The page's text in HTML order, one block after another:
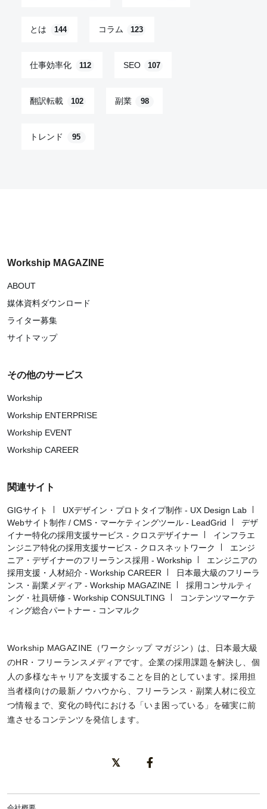
とは 144 コラム 123
仕事効率化 112 SEO 107
翻訳転載 102 副業 98
トレンド 95
Workship MAGAZINE
ABOUT
媒体資料ダウンロード
ライター募集
サイトマップ
その他のサービス
Workship
Workship ENTERPRISE
Workship EVENT
Workship CAREER
関連サイト
GIGサイト
UXデザイン・プロトタイプ制作 - UX Design Lab
Webサイト制作 / CMS・マーケティングツール - LeadGrid
デザ
イナー特化の採用支援サービス - クロスデザイナー
インフラエ
ンジニア特化の採用支援サービス - クロスネットワーク
エンジ
ニア・デザイナーのフリーランス採用 - Workship
エンジニアの
採用支援・人材紹介 - Workship CAREER
日本最大級のフリーラ
ンス・副業メディア - Workship MAGAZINE
採用コンサルティ
ング・社員研修 - Workship CONSULTING
コンテンツマーケテ
ィング総合パートナー - コンマルク
Workship MAGAZINE（ワークシップ マガジン）は、日本最大級
のHR・フリーランスメディアです。企業の採用課題を解決し、個
人の多様なキャリアを支援することを目的としています。採用担
当者様向けの最新ノウハウから、フリーランス・副業人材に役立
つ情報まで、変化の時代における「いま困っている」を確実に前
進させるコンテンツを発信します。